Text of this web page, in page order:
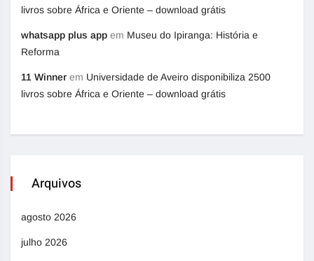
livros sobre África e Oriente – download grátis
whatsapp plus app em Museu do Ipiranga: História e
Reforma
11 Winner em Universidade de Aveiro disponibiliza 2500
livros sobre África e Oriente – download grátis
Arquivos
agosto 2026
julho 2026